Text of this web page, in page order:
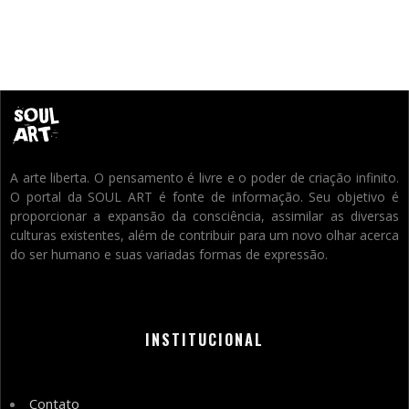
A arte liberta. O pensamento é livre e o poder de criação infinito.
O portal da SOUL ART é fonte de informação. Seu objetivo é
proporcionar a expansão da consciência, assimilar as diversas
culturas existentes, além de contribuir para um novo olhar acerca
do ser humano e suas variadas formas de expressão.
INSTITUCIONAL
Contato